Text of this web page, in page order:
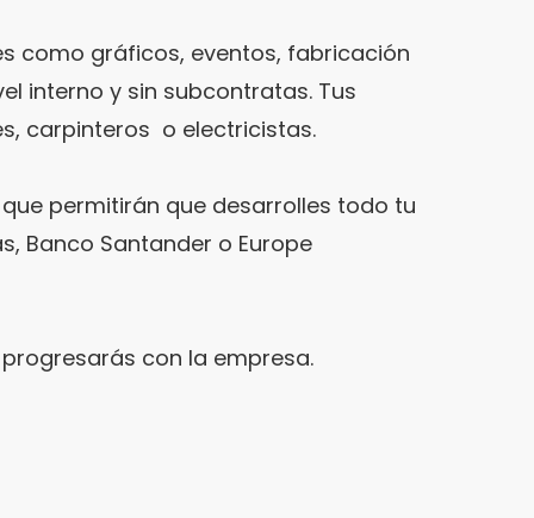
como gráficos, eventos, fabricación
interno y sin subcontratas. Tus
carpinteros o electricistas.
permitirán que desarrolles todo tu
Banco Santander o Europe
con la empresa.